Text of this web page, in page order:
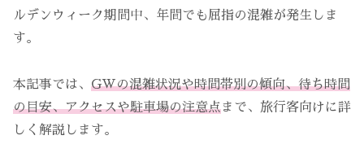
ルデンウィーク期間中、年間でも屈指の混雑が発生しま
す。
本記事では、 GWの混雑状況や時間帯別の傾向、待ち時間
の目安、アクセスや駐車場の注意点まで、旅行客向けに詳
しく解説します。